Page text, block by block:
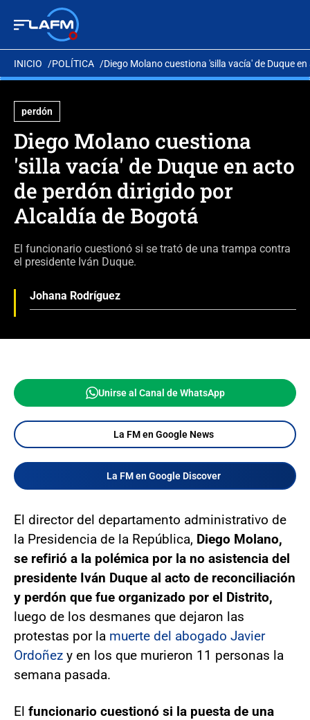
INICIO POLÍTICA Diego Molano cuestiona 'silla vacía' de Duque
perdón
Diego Molano cuestiona
'silla vacía' de Duque en acto
de perdón dirigido por
Alcaldía de Bogotá
El funcionario cuestionó si se trató de una trampa contra
el presidente Iván Duque.
Johana Rodríguez
Unirse al Canal de WhatsApp
La FM en Google News
La FM en Google Discover
El director del departamento administrativo de
la Presidencia de la República, Diego Molano,
se refirió a la polémica por la no asistencia del
presidente Iván Duque al acto de reconciliación
y perdón que fue organizado por el Distrito,
luego de los desmanes que dejaron las
protestas por la muerte del abogado Javier
Ordoñez y en los que murieron 11 personas la
semana pasada.
El funcionario cuestionó si la puesta de una